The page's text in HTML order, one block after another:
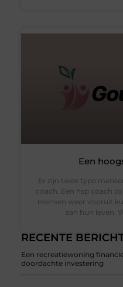
RECENTE
Een recreatiewoning
doordachte investering
Een
Er zijn twee type
coach. Een hsp coach
mensen weer vooruit
aan hun leven.